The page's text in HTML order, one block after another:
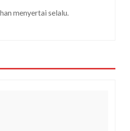
menyertai selalu.